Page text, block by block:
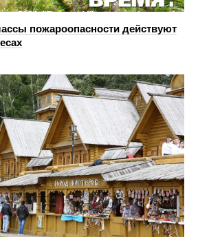
пожароопасности действуют